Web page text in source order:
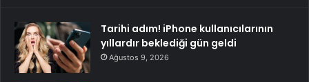
Tarihi adım! iPhone kullanıcılarının
yıllardır beklediği gün geldi
Ağustos 9, 2026